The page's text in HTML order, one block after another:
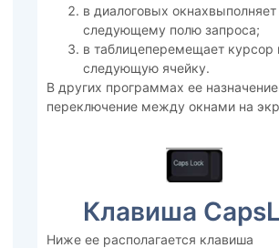
в диалоговых
следующему полю запроса;
в таблицеперемещает курсор
следующую ячейку.
В других программах ее
переключение между окнами на
Клавиша
Ниже ее располагается клавиша